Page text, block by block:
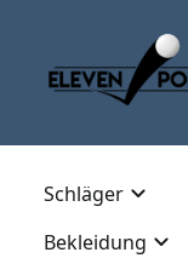
Schläger
Bekleidung